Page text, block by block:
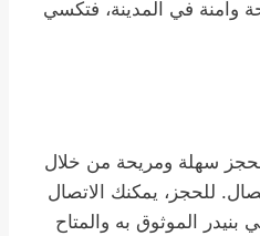
في المدينة، فتكسي
سهلة ومريحة من خلال
للحجز، يمكنك الاتصال
الموثوق به والمتاح